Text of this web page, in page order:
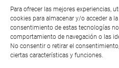
Para ofrecer las mejores experiencias,
cookies para almacenar y/o acceder a
consentimiento de estas tecnologías
comportamiento de navegación o las
No consentir o retirar el
ciertas características y funciones.
Agenda